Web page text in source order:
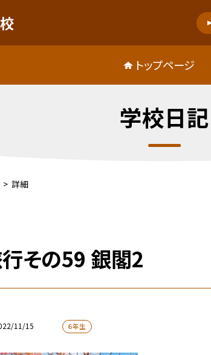
トップページ
学校日記
> 詳細
その59 銀閣2
11/15 ６年生